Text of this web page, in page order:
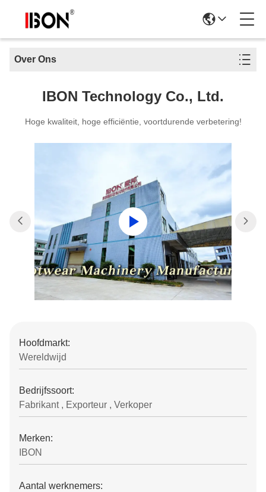
Over Ons
IBON Technology Co., Ltd.
Hoge kwaliteit, hoge efficiëntie, voortdurende verbetering!
Hoofdmarkt:
Wereldwijd
Bedrijfssoort:
Fabrikant , Exporteur , Verkoper
Merken:
IBON
Aantal werknemers: